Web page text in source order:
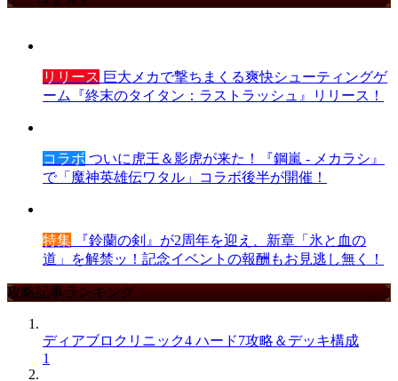
リリース 巨大メカで撃ちまくる爽快シューティングゲ
ーム『終末のタイタン：ラストラッシュ』リリース！
コラボ ついに虎王＆影虎が来た！『鋼嵐 - メカラシ』
で「魔神英雄伝ワタル」コラボ後半が開催！
特集 『鈴蘭の剣』が2周年を迎え、新章「氷と血の
道」を解禁ッ！記念イベントの報酬もお見逃し無く！
攻略記事ランキング
ディアブロクリニック4 ハード7攻略＆デッキ構成
1